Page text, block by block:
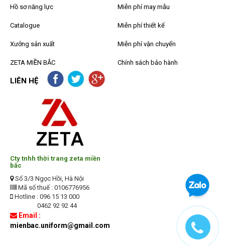
Hồ sơ năng lực
Catalogue
Xưởng sản xuất
ZETA MIỀN BẮC
Miễn phí may mẫu
Miễn phí thiết kế
Miễn phí vận chuyển
Chính sách bảo hành
LIÊN HỆ
Cty tnhh thời trang zeta miền
bắc
Số 3/3 Ngọc Hồi, Hà Nội
Mã số thuế : 0106776956
Hotline : 096 15 13 000
0462 92 92 44
Email :
mienbac.uniform@gmail.com